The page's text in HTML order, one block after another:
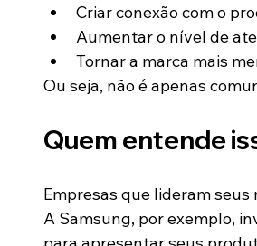
Criar conexão com o
Aumentar o nível de
Tornar a marca mais
Ou seja, não é apenas
Quem entende
Empresas que lideram
A Samsung, por exemplo,